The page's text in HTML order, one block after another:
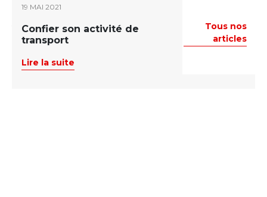
Vous aimerez aussi
Tous nos
articles
19 MAI 2021
Confier son activité de
transport
Lire la suite